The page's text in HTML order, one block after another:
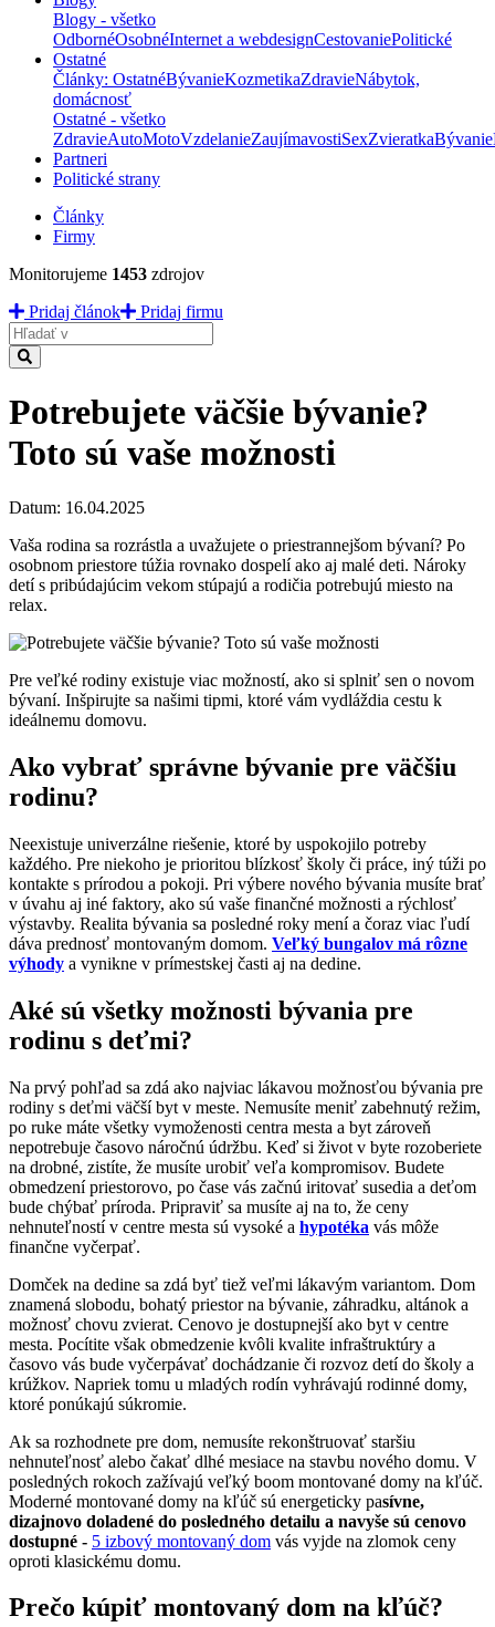
Blogy - všetko
OdbornéOsobnéInternet a webdesignCestovaniePolitické
Ostatné
Články: OstatnéBývanieKozmetikaZdravieNábytok,
domácnosť
Ostatné - všetko
ZdravieAutoMotoVzdelanieZaujímavostiSexZvieratkaBývanie
Partneri
Politické strany
Články
Firmy
Monitorujeme 1453 zdrojov
Pridaj článok
Pridaj firmu
Hladať
Potrebujete väčšie bývanie?
Toto sú vaše možnosti
Datum: 16.04.2025
Vaša rodina sa rozrástla a uvažujete o priestrannejšom bývaní? Po
osobnom priestore túžia rovnako dospelí ako aj malé deti. Nároky
detí s pribúdajúcim vekom stúpajú a rodičia potrebujú miesto na
relax.
Pre veľké rodiny existuje viac možností, ako si splniť sen o novom
bývaní. Inšpirujte sa našimi tipmi, ktoré vám vydláždia cestu k
ideálnemu domovu.
Ako vybrať správne bývanie pre väčšiu
rodinu?
Neexistuje univerzálne riešenie, ktoré by uspokojilo potreby
každého. Pre niekoho je prioritou blízkosť školy či práce, iný túži po
kontakte s prírodou a pokoji. Pri výbere nového bývania musíte brať
v úvahu aj iné faktory, ako sú vaše finančné možnosti a rýchlosť
výstavby. Realita bývania sa posledné roky mení a čoraz viac ľudí
dáva prednosť montovaným domom. Veľký bungalov má rôzne
výhody a vynikne v prímestskej časti aj na dedine.
Aké sú všetky možnosti bývania pre
rodinu s deťmi?
Na prvý pohľad sa zdá ako najviac lákavou možnosťou bývania pre
rodiny s deťmi väčší byt v meste. Nemusíte meniť zabehnutý režim,
po ruke máte všetky vymoženosti centra mesta a byt zároveň
nepotrebuje časovo náročnú údržbu. Keď si život v byte rozoberiete
na drobné, zistíte, že musíte urobiť veľa kompromisov. Budete
obmedzení priestorovo, po čase vás začnú iritovať susedia a deťom
bude chýbať príroda. Pripraviť sa musíte aj na to, že ceny
nehnuteľností v centre mesta sú vysoké a hypotéka vás môže
finančne vyčerpať.
Domček na dedine sa zdá byť tiež veľmi lákavým variantom. Dom
znamená slobodu, bohatý priestor na bývanie, záhradku, altánok a
možnosť chovu zvierat. Cenovo je dostupnejší ako byt v centre
mesta. Pocítite však obmedzenie kvôli kvalite infraštruktúry a
časovo vás bude vyčerpávať dochádzanie či rozvoz detí do školy a
krúžkov. Napriek tomu u mladých rodín vyhrávajú rodinné domy,
ktoré ponúkajú súkromie.
Ak sa rozhodnete pre dom, nemusíte rekonštruovať staršiu
nehnuteľnosť alebo čakať dlhé mesiace na stavbu nového domu. V
posledných rokoch zažívajú veľký boom montované domy na kľúč.
Moderné montované domy na kľúč sú energeticky pasívne,
dizajnovo doladené do posledného detailu a navyše sú cenovo
dostupné - 5 izbový montovaný dom vás vyjde na zlomok ceny
oproti klasickému domu.
Prečo kúpiť montovaný dom na kľúč?